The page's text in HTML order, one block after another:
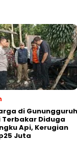
di Gunungguruh
Terbakar Diduga
Api, Kerugian
Juta